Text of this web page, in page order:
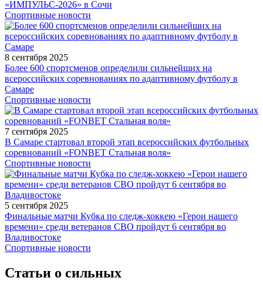
«ИМПУЛЬС-2026» в Сочи
Спортивные новости
8 сентября 2025
Более 600 спортсменов определили сильнейших на
всероссийских соревнованиях по адаптивному футболу в
Самаре
Спортивные новости
7 сентября 2025
В Самаре стартовал второй этап всероссийских футбольных
соревнований «FONBET Стальная воля»
Спортивные новости
5 сентября 2025
Финальные матчи Кубка по следж-хоккею «Герои нашего
времени» среди ветеранов СВО пройдут 6 сентября во
Владивостоке
Спортивные новости
Статьи о сильных